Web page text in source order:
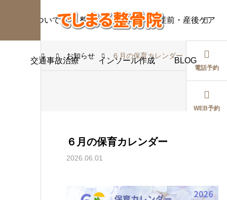
当院について 整体 巻き爪 産前・産後ケア
交通事故治療 インソール作成 BLOG
テストブログ１
電話予約
WEB予約
施術案内
お知らせ ６月の保育カレンダー
６月の保育カレンダー
2026.06.01